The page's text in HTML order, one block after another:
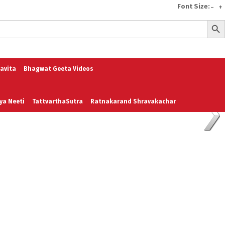
Search
Bhagwat Geeta Videos
Neeti TattvarthaSutra Ratnakarand Shravakachar
Font Size:- +